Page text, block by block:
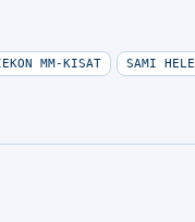
MM-KISAT SAMI